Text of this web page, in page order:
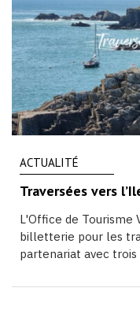
ACTUALITÉ
Traversées vers
L'Office de Tourisme
billetterie pour les
partenariat avec trois